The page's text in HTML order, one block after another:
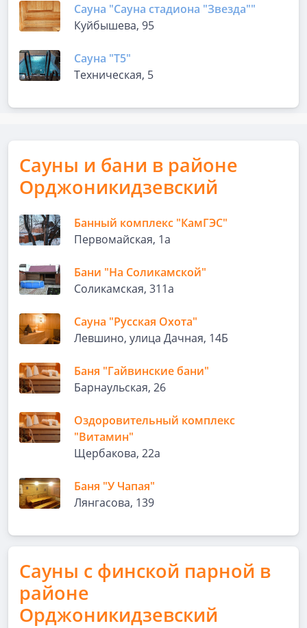
Сауна "Сауна стадиона "Звезда""
Куйбышева, 95
Сауна "Т5"
Техническая, 5
Сауны и бани в районе
Орджоникидзевский
Банный комплекс "КамГЭС"
Первомайская, 1а
Бани "На Соликамской"
Соликамская, 311а
Сауна "Русская Охота"
Левшино, улица Дачная, 14Б
Баня "Гайвинские бани"
Барнаульская, 26
Оздоровительный комплекс
"Витамин"
Щербакова, 22а
Баня "У Чапая"
Лянгасова, 139
Сауны с финской парной в
районе
Орджоникидзевский